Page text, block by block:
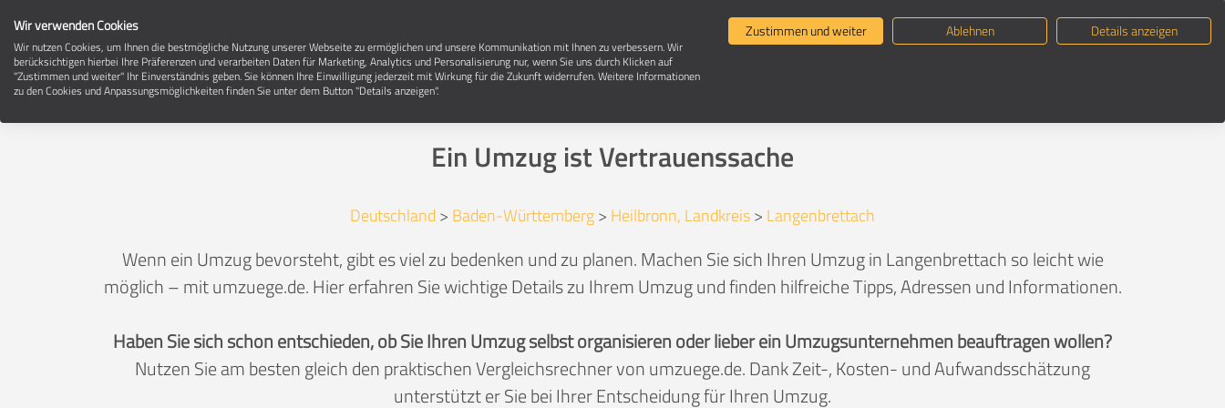
Umzugsunternehmen suchen Umzugsratgeber
Umzug in 74243 Langenbrettach
Ein Umzug ist Vertrauenssache
Deutschland > Baden-Württemberg> Heilbronn, Landkreis> Langenbrettach
Wenn ein Umzug bevorsteht, gibt es viel zu bedenken und zu planen. Machen Sie sich Ihren Umzug in Langenbrettach so leicht wie
möglich – mit umzuege.de. Hier erfahren Sie wichtige Details zu Ihrem Umzug und finden hilfreiche Tipps, Adressen und Informationen.
Haben Sie sich schon entschieden, ob Sie Ihren Umzug selbst organisieren oder lieber ein Umzugsunternehmen beauftragen wollen?
Nutzen Sie am besten gleich den praktischen Vergleichsrechner von umzuege.de. Dank Zeit-, Kosten- und Aufwandsschätzung
unterstützt er Sie bei Ihrer Entscheidung für Ihren Umzug.
Wir verwenden Cookies
Wir nutzen Cookies, um Ihnen die bestmögliche Nutzung unserer Webseite zu ermöglichen und unsere Kommunikation mit Ihnen zu verbessern. Wir
berücksichtigen hierbei Ihre Präferenzen und verarbeiten Daten für Marketing, Analytics und Personalisierung nur, wenn Sie uns durch Klicken auf
"Zustimmen und weiter" Ihr Einverständnis geben. Sie können Ihre Einwilligung jederzeit mit Wirkung für die Zukunft widerrufen. Weitere Informationen
zu den Cookies und Anpassungsmöglichkeiten finden Sie unter dem Button "Details anzeigen".
Zustimmen und weiter Ablehnen Details anzeigen